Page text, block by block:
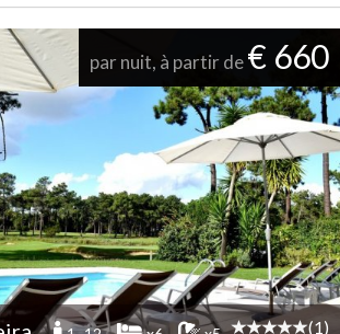
par nuit, à partir de€ 660
(1)